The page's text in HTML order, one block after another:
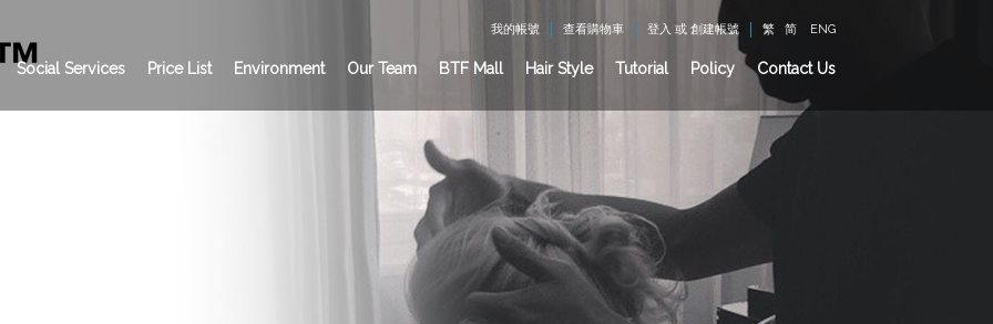
我的帳號 查看購物車 登入 或 創建帳號 繁 简 ENG
Social Services Price List Environment Our Team BTF Mall Hair Style Tutorial Policy Contact Us